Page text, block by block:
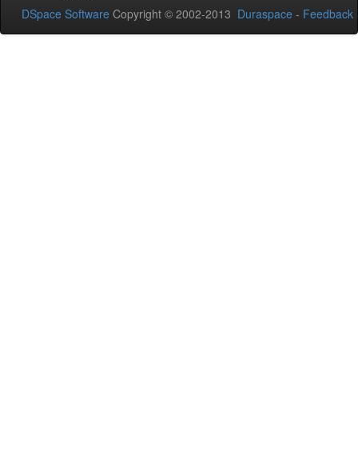
DSpace Software Copyright © 2002-2013 Duraspace - Feedback